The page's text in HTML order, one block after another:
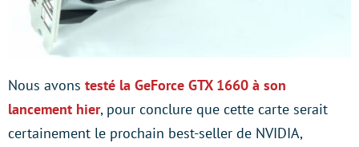
Nous avons testé la GeForce GTX 1660 à son
lancement hier, pour conclure que cette carte serait
certainement le prochain best-seller de NVIDIA,